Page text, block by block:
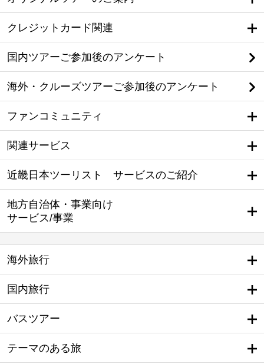
クレジットカード関連
国内ツアーご参加後のアンケート
海外・クルーズツアーご参加後のアンケート
ファンコミュニティ
関連サービス
近畿日本ツーリスト サービスのご紹介
地方自治体・事業向け
サービス/事業
海外旅行
国内旅行
バスツアー
テーマのある旅